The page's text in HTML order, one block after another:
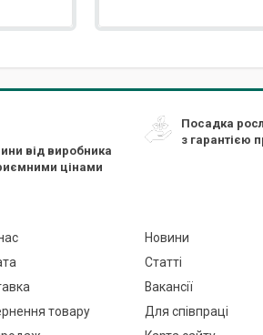
від виробника
цінами
Посадка
з гарантією
товару
Новини
Статті
Вакансії
Для співпраці